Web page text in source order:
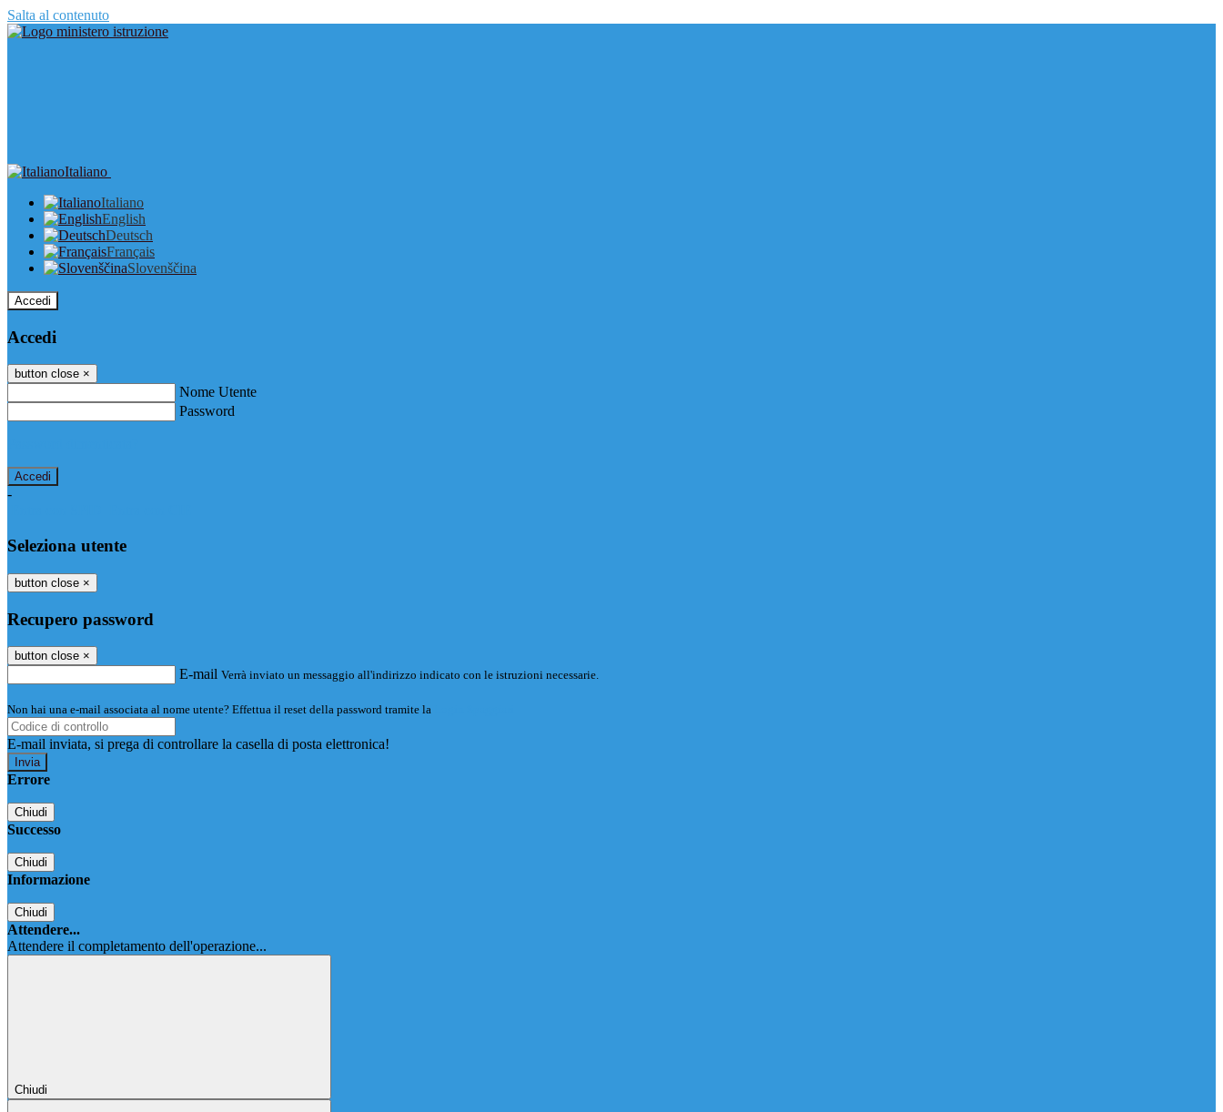
Salta al contenuto
Italiano
Italiano
English
Deutsch
Français
Slovenščina
Accedi
Accedi
button close ×
Nome Utente
Password
-
Seleziona utente
button close ×
Recupero password
button close ×
E-mail Verrà inviato un messaggio all'indirizzo indicato con le istruzioni necessarie.
Non hai una e-mail associata al nome utente? Effettua il reset della password tramite la
E-mail inviata, si prega di controllare la casella di posta elettronica!
Errore
Chiudi
Successo
Chiudi
Informazione
Chiudi
Attendere...
Attendere il completamento dell'operazione...
Chiudi